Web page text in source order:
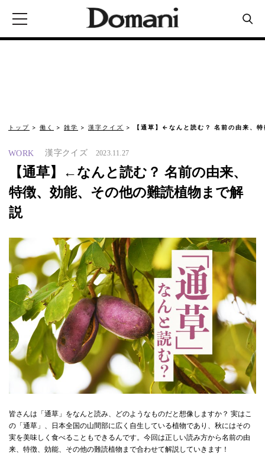
トップ 働く 雑学 漢字クイズ 【通草】←なんと読む？ 名前の由来、
WORK 漢字クイズ 2023.11.27
【通草】←なんと読む？ 名前の由来、
特徴、効能、その他の難読植物まで解
説
皆さんは「通草」をなんと読み、どのようなものだと想像しますか？ 実はこ
の「通草」、日本全国の山間部に広く自生している植物であり、秋にはその
実を美味しく食べることもできるんです。今回は正しい読み方から名前の由
来、特徴、効能、その他の難読植物まで合わせて解説していきます！